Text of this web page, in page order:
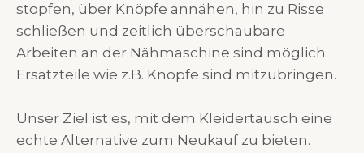
stopfen, über Knöpfe annähen, hin zu Risse
schließen und zeitlich überschaubare
Arbeiten an der Nähmaschine sind möglich.
Ersatzteile wie z.B. Knöpfe sind mitzubringen.
Unser Ziel ist es, mit dem Kleidertausch eine
echte Alternative zum Neukauf zu bieten.